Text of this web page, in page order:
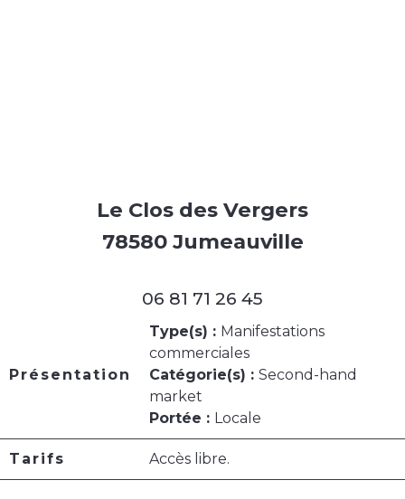
Le Clos des Vergers
78580 Jumeauville
06 81 71 26 45
Présentation
Type(s) : Manifestations
commerciales
Catégorie(s) : Second-hand
market
Portée : Locale
Tarifs Accès libre.